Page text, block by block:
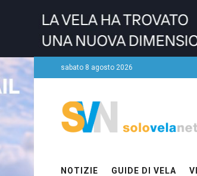
sabato 8 agosto 2026
NOTIZIE GUIDE DI VELA